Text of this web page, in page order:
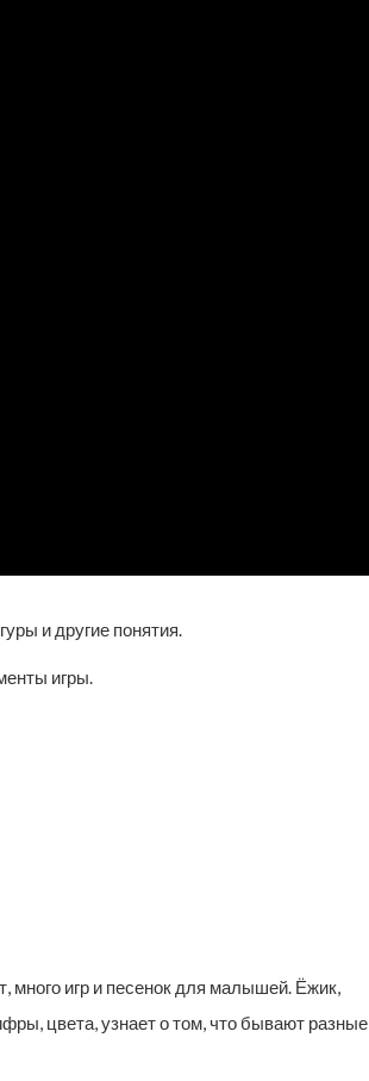
и другие понятия.
игры.
игр и песенок для малышей. Ёжик,
цвета, узнает о том, что бывают разные